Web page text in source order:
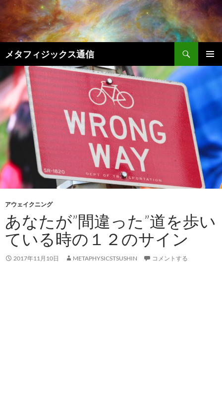
テ
ン
へ
ス
キ
ッ
メタフィジックス通信
索
メインメ
ニュー
アウェイクニング
あなたが”間違った”道を歩い
ている時の１２のサイン
2017年11月10日 METAPHYSICSTSUSHIN コメントする